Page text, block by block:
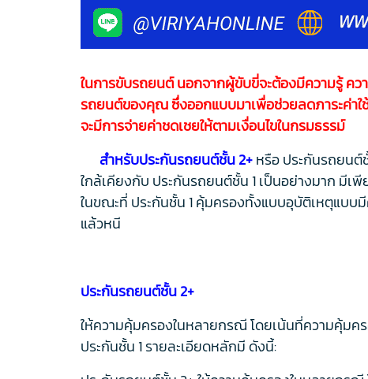
ในการขับรถยนต์ นอกจากผู้ขับขี่จะต้องมีความรู้
รถยนต์ของคุณ ซึ่งออกแบบมาเพื่อช่วยลดภาระค่า
จะมีการจ่ายค่าชดเชยให้ตามเงื่อนไขในกรมธรรม์
สำหรับประกันรถยนต์ชั้น 2+หรือ ประกันรถยนต์
ใกล้เคียงกับ ประกันรถยนต์ชั้น 1 เป็นอย่างมาก มี
ในขณะที่ ประกันชั้น 1 คุ้มครองทั้งแบบอุบัติเหตุแบ
แล้วหนี
ประกันรถยนต์ชั้น 2+
ให้ความคุ้มครองในหลายกรณี โดยเน้นที่ความคุ้มค
ประกันชั้น 1 รายละเอียดหลักมี ดังนี้: